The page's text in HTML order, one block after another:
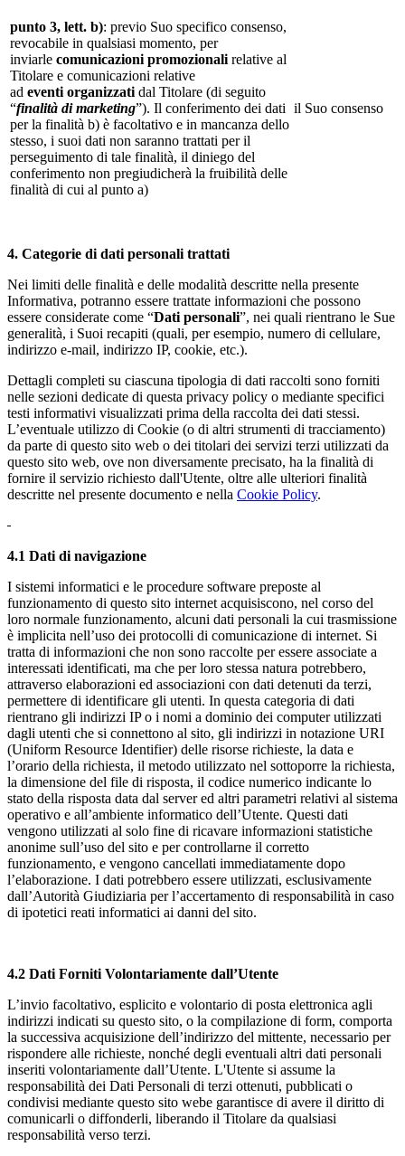
punto 3, lett. b): previo Suo specifico consenso,
revocabile in qualsiasi momento, per
inviarle comunicazioni promozionali relative al
Titolare e comunicazioni relative
ad eventi organizzati dal Titolare (di seguito
“finalità di marketing”). Il conferimento dei dati
per la finalità b) è facoltativo e in mancanza dello
stesso, i suoi dati non saranno trattati per il
perseguimento di tale finalità, il diniego del
conferimento non pregiudicherà la fruibilità delle
finalità di cui al punto a)
il Suo consenso
4. Categorie di dati personali trattati
Nei limiti delle finalità e delle modalità descritte nella presente
Informativa, potranno essere trattate informazioni che possono
essere considerate come “Dati personali”, nei quali rientrano le Sue
generalità, i Suoi recapiti (quali, per esempio, numero di cellulare,
indirizzo e-mail, indirizzo IP, cookie, etc.).
Dettagli completi su ciascuna tipologia di dati raccolti sono forniti
nelle sezioni dedicate di questa privacy policy o mediante specifici
testi informativi visualizzati prima della raccolta dei dati stessi.
L’eventuale utilizzo di Cookie (o di altri strumenti di tracciamento)
da parte di questo sito web o dei titolari dei servizi terzi utilizzati da
questo sito web, ove non diversamente precisato, ha la finalità di
fornire il servizio richiesto dall'Utente, oltre alle ulteriori finalità
descritte nel presente documento e nella Cookie Policy.
4.1 Dati di navigazione
I sistemi informatici e le procedure software preposte al
funzionamento di questo sito internet acquisiscono, nel corso del
loro normale funzionamento, alcuni dati personali la cui trasmissione
è implicita nell’uso dei protocolli di comunicazione di internet. Si
tratta di informazioni che non sono raccolte per essere associate a
interessati identificati, ma che per loro stessa natura potrebbero,
attraverso elaborazioni ed associazioni con dati detenuti da terzi,
permettere di identificare gli utenti. In questa categoria di dati
rientrano gli indirizzi IP o i nomi a dominio dei computer utilizzati
dagli utenti che si connettono al sito, gli indirizzi in notazione URI
(Uniform Resource Identifier) delle risorse richieste, la data e
l’orario della richiesta, il metodo utilizzato nel sottoporre la richiesta,
la dimensione del file di risposta, il codice numerico indicante lo
stato della risposta data dal server ed altri parametri relativi al sistema
operativo e all’ambiente informatico dell’Utente. Questi dati
vengono utilizzati al solo fine di ricavare informazioni statistiche
anonime sull’uso del sito e per controllarne il corretto
funzionamento, e vengono cancellati immediatamente dopo
l’elaborazione. I dati potrebbero essere utilizzati, esclusivamente
dall’Autorità Giudiziaria per l’accertamento di responsabilità in caso
di ipotetici reati informatici ai danni del sito.
4.2 Dati Forniti Volontariamente dall’Utente
L’invio facoltativo, esplicito e volontario di posta elettronica agli
indirizzi indicati su questo sito, o la compilazione di form, comporta
la successiva acquisizione dell’indirizzo del mittente, necessario per
rispondere alle richieste, nonché degli eventuali altri dati personali
inseriti volontariamente dall’Utente. L'Utente si assume la
responsabilità dei Dati Personali di terzi ottenuti, pubblicati o
condivisi mediante questo sito webe garantisce di avere il diritto di
comunicarli o diffonderli, liberando il Titolare da qualsiasi
responsabilità verso terzi.